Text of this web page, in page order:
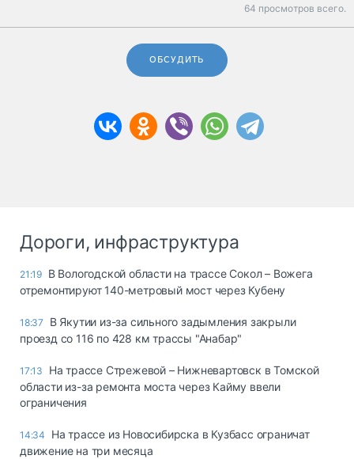
64 просмотров всего.
ОБСУДИТЬ
Дороги, инфраструктура
21:19 В Вологодской области на трассе Сокол – Вожега
отремонтируют 140-метровый мост через Кубену
18:37
В Якутии из-за сильного задымления закрыли
проезд со 116 по 428 км трассы "Анабар"
17:13
На трассе Стрежевой – Нижневартовск в Томской
области из-за ремонта моста через Кайму ввели
ограничения
14:34
На трассе из Новосибирска в Кузбасс ограничат
движение на три месяца